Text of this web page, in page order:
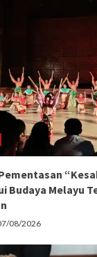
Budaya Melayu
08/2026